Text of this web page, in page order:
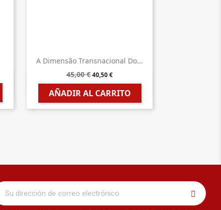
A Dimensão Transnacional Do...
45,00 €40,50 €
AÑADIR AL CARRITO
 Vista rápida